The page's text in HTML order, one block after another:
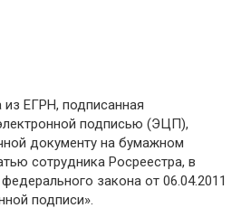
ЕГРН, подписанная
подписью (ЭЦП),
документу на бумажном
сотрудника Росреестра, в
закона от 06.04.2011
подписи».